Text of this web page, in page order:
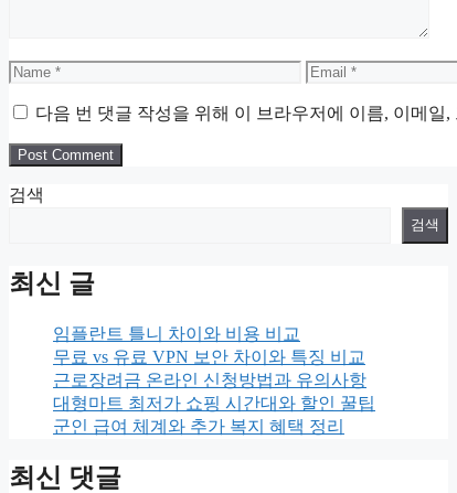
Name Email
다음 번 댓글 작성을 위해 이 브라우저에 이름, 이메일
검색
검색
최신 글
임플란트 틀니 차이와 비용 비교
무료 vs 유료 VPN 보안 차이와 특징 비교
근로장려금 온라인 신청방법과 유의사항
대형마트 최저가 쇼핑 시간대와 할인 꿀팁
군인 급여 체계와 추가 복지 혜택 정리
최신 댓글